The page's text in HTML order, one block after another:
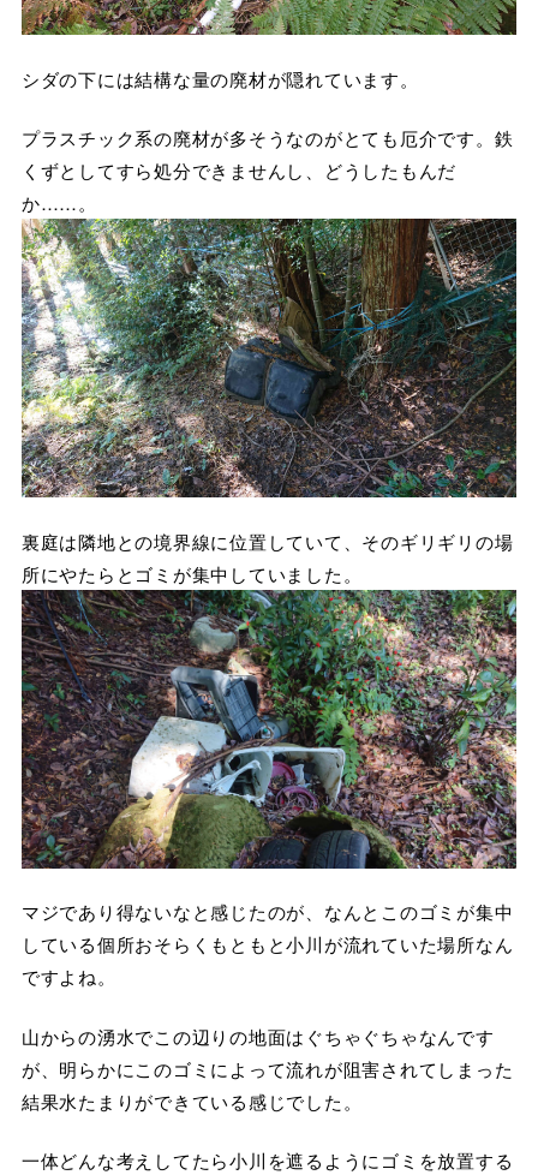
シダの下には結構な量の廃材が隠れています。
プラスチック系の廃材が多そうなのがとても厄介です。鉄
くずとしてすら処分できませんし、どうしたもんだ
か……。
裏庭は隣地との境界線に位置していて、そのギリギリの場
所にやたらとゴミが集中していました。
マジであり得ないなと感じたのが、なんとこのゴミが集中
している個所おそらくもともと小川が流れていた場所なん
ですよね。
山からの湧水でこの辺りの地面はぐちゃぐちゃなんです
が、明らかにこのゴミによって流れが阻害されてしまった
結果水たまりができている感じでした。
一体どんな考えしてたら小川を遮るようにゴミを放置する